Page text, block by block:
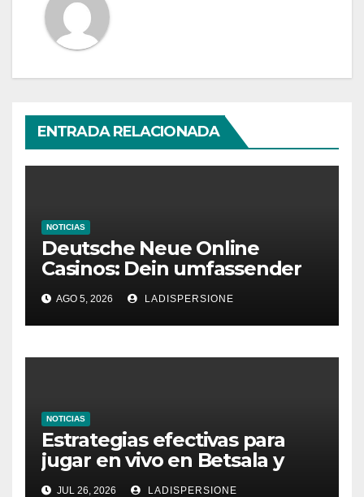
ENTRADA RELACIONADA
NOTICIAS
Deutsche Neue Online
Casinos: Dein umfassender
Ratgeber für moderne
Glücksspielplattformen
AGO 5, 2026 LADISPERSIONE
NOTICIAS
Estrategias efectivas para
jugar en vivo en Betsala y
aumentar tus ganancias
JUL 26, 2026 LADISPERSIONE